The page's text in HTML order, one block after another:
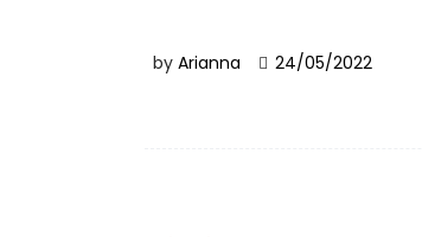
by Arianna 24/05/2022